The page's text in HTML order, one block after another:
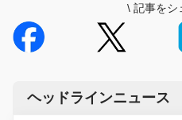
\ 記事をシ
ヘッドラインニュース